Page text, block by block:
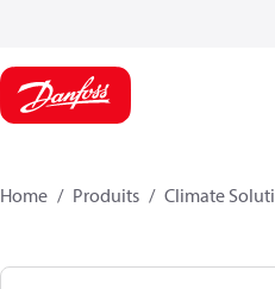
Home Produits Climate